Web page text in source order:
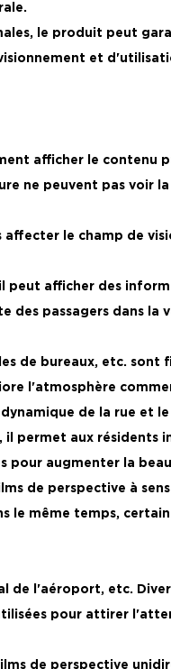
le produit peut
et
afficher le contenu
ne peuvent pas voir
le champ de
afficher des
des passagers dans la
de bureaux, etc. sont
l'atmosphère
de la rue et le
permet aux résidents
pour augmenter la
de perspective à
le même temps,
de l'aéroport, etc.
pour attirer
de perspective